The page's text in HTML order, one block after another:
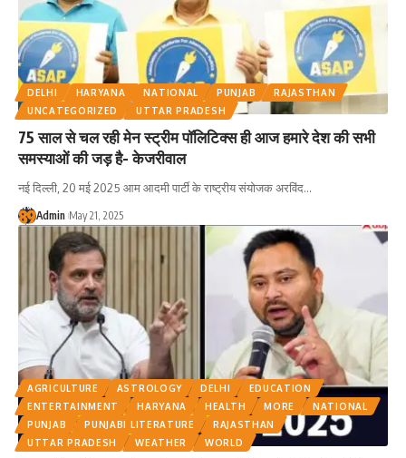
DELHI HARYANA NATIONAL PUNJAB
RAJASTHAN
UNCATEGORIZED
UTTAR PRADESH
75 साल से चल रही मेन स्ट्रीम पॉलिटिक्स ही आज हमारे देश की सभी
समस्याओं की जड़ है- केजरीवाल
नई दिल्ली, 20 मई 2025 आम आदमी पार्टी के राष्ट्रीय संयोजक अरविंद…
Admin May 21, 2025
AGRICULTURE ASTROLOGY DELHI
EDUCATION
ENTERTAINMENT
HARYANA HEALTH MORE
NATIONAL
PUNJAB
PUNJABI LITERATURE
RAJASTHAN
UTTAR PRADESH
WEATHER WORLD